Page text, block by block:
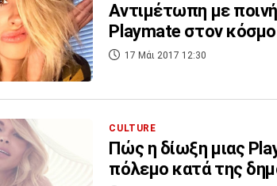
Αντιμέτωπη με
Playmate στον κόσμο
17 Μάι 2017 12:30
CULTURE
Πώς η δίωξη μιας
πόλεμο κατά της